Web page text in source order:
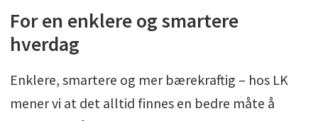
For en enklere og smartere
hverdag
Enklere, smartere og mer bærekraftig – hos LK
mener vi at det alltid finnes en bedre måte å